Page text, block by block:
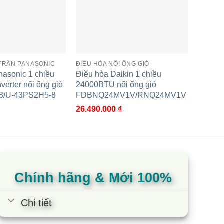
sự đa dạng kiểu dáng của cục lạnh và các
trong những nơi đòi hỏi tính thẩm mỹ cao,
hợp với không gian phòng. Khoang hút
động từ 32 dB(A) đến 45 dB(A).
PANASONIC
1 chiều
nối ống gió
U-43PS2H5-8
ĐIỀU HÒA NỐI ỐNG GIÓ
Điều hòa Daikin 1 chiều
24000BTU nối ống gió
FDBNQ24MV1V/RNQ24MV1V
26.490.000 ₫
Chính hãng & Mới 100%
Chi tiết